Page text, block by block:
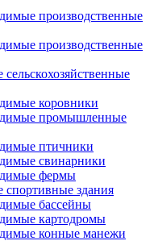
производственные
производственные
коровники
промышленные
птичники
свинарники
фермы
спортивные здания
бассейны
картодромы
конные манежи